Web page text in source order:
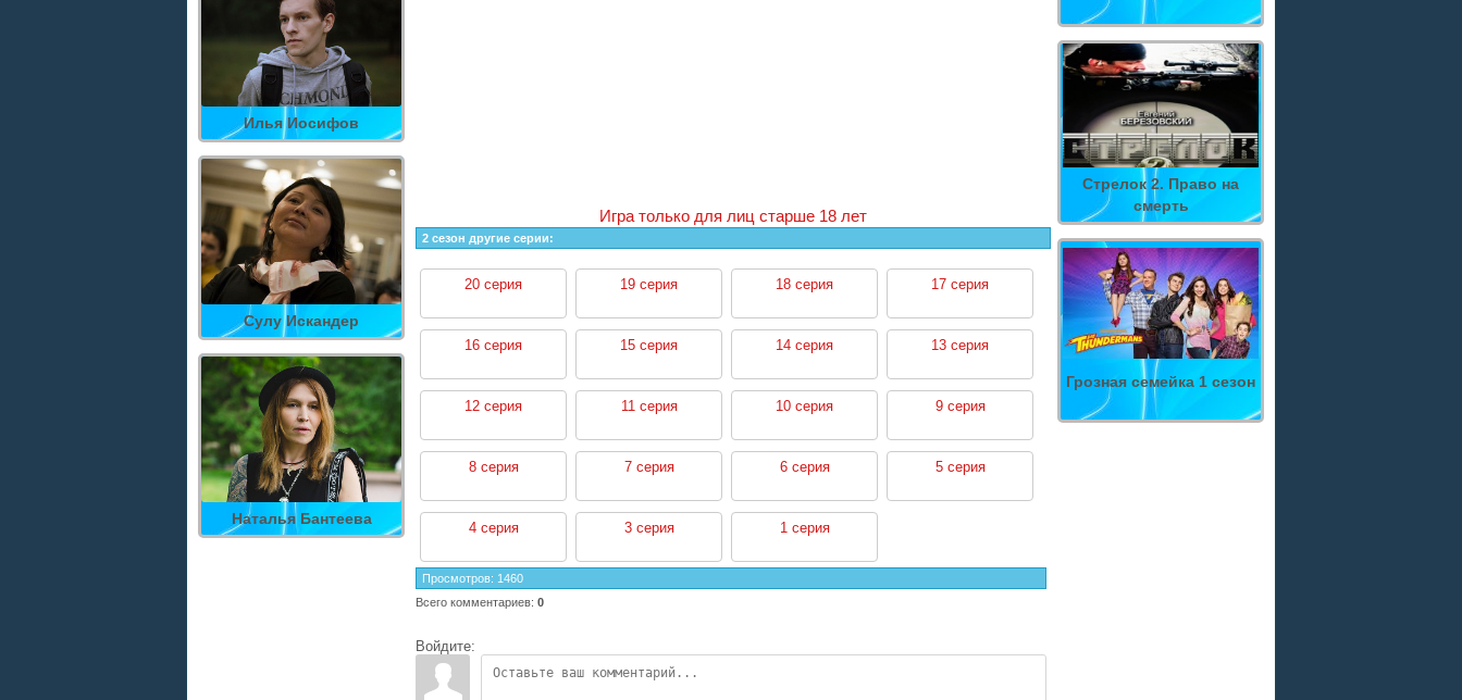
Илья Иосифов
Сулу Искандер
Наталья Бантеева
Стрелок 2. Право на
смерть
Грозная семейка 1 сезон
Игра только для лиц старше 18 лет
2 сезон другие серии:
20 серия 19 серия 18 серия 17 серия
16 серия 15 серия 14 серия 13 серия
12 серия 11 серия 10 серия 9 серия
8 серия 7 серия 6 серия 5 серия
4 серия 3 серия 1 серия
Просмотров: 1460
Всего комментариев: 0
Войдите: